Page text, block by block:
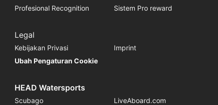
Profesional Recognition
Sistem Pro reward
Legal
Kebijakan Privasi
Imprint
Ubah Pengaturan Cookie
HEAD Watersports
Scubago LiveAboard.com